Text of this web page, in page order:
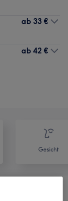
ab 33 €
ab 42 €
Gesicht